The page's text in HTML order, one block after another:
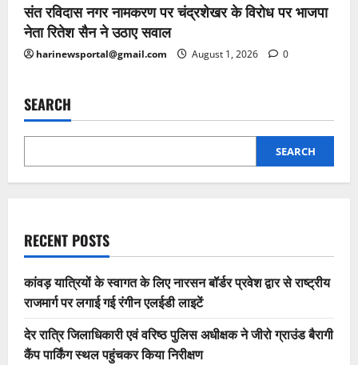
संत रविदास नगर नामकरण पर चंद्रशेखर के विरोध पर भाजपा
नेता रितेश सैन ने उठाए सवाल
harinewsportal@gmail.com August 1, 2026 0
SEARCH
SEARCH
RECENT POSTS
कांवड़ यात्रियों के स्वागत के लिए नारसन बॉर्डर प्रवेश द्वार से राष्ट्रीय
राजमार्ग पर लगाई गई रंगीन एलईडी लाइटें
देर रात्रि जिलाधिकारी एवं वरिष्ठ पुलिस अधीक्षक ने जीरो ग्राउंड बैरागी
कैंप पार्किंग स्थल पहुंचकर किया निरीक्षण